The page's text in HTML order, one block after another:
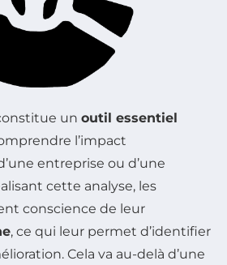
un outil essentiel
l’impact
entreprise ou d’une
cette analyse, les
conscience de leur
, ce qui leur permet d’identifier
Cela va au-delà d’une